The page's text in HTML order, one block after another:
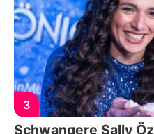
3
Schwangere Sally